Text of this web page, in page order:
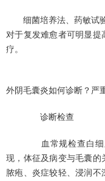
细菌培养法、药敏试
对于复发难愈者可明显
疗。
外阴毛囊炎如何诊断？严
诊断检查
血常规检查白细
现，体征及病变与毛囊的
脓疱、炎症较轻、浸润